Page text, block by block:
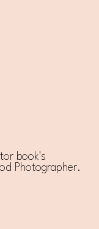
book's
Photographer.